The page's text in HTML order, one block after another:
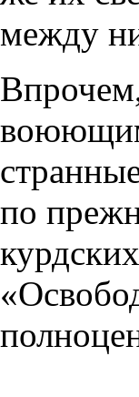
между
по